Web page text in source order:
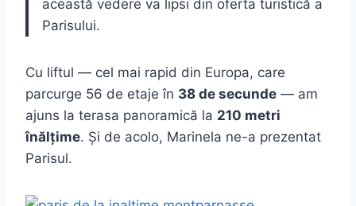
această vedere va lipsi din oferta turistică a
Parisului.
Cu liftul — cel mai rapid din Europa, care
parcurge 56 de etaje în 38 de secunde — am
ajuns la terasa panoramică la 210 metri
înălțime. Și de acolo, Marinela ne-a prezentat
Parisul.